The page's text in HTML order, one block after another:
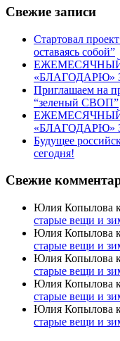
Свежие записи
Стартовал
оставаясь собой”
«БЛАГОДАРЮ»
Приглашаем на
“зеленый СВОП”
«БЛАГОДАРЮ»
Будущее
сегодня!
Свежие
Юлия Копылова
старые вещи и
Юлия Копылова
старые вещи и
Юлия Копылова
старые вещи и
Юлия Копылова
старые вещи и
Юлия Копылова
старые вещи и